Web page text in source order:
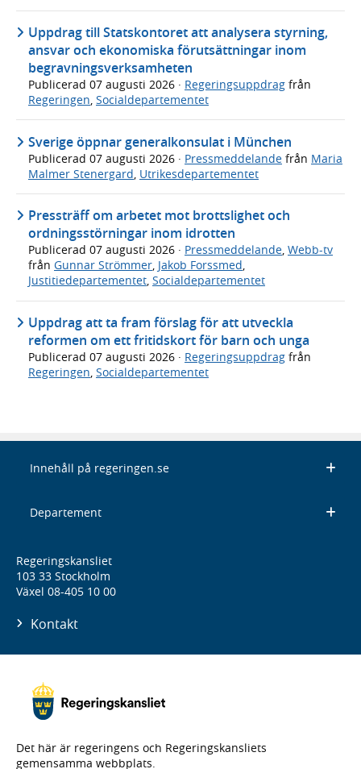
Uppdrag till Statskontoret att analysera styrning,
ansvar och ekonomiska förutsättningar inom
begravningsverksamheten
Publicerad 07 augusti 2026 · Regeringsuppdrag från
Regeringen, Socialdepartementet
Sverige öppnar generalkonsulat i München
Publicerad 07 augusti 2026 · Pressmeddelande från Maria
Malmer Stenergard Utrikesdepartementet
Pressträff om arbetet mot brottslighet och
ordningsstörningar inom idrotten
Publicerad 07 augusti 2026 · Pressmeddelande, Webb-tv
från Gunnar Strömmer, Jakob Forssmed,
Justitiedepartementet, Socialdepartementet
Uppdrag att ta fram förslag för att utveckla
reformen om ett fritidskort för barn och unga
Publicerad 07 augusti 2026 · Regeringsuppdrag från
Regeringen, Socialdepartementet
Innehåll på regeringen.se
Departement
Regeringskansliet
103 33 Stockholm
Växel 08-405 10 00
Kontakt
Det här är regeringens och Regeringskansliets
gemensamma webbplats.